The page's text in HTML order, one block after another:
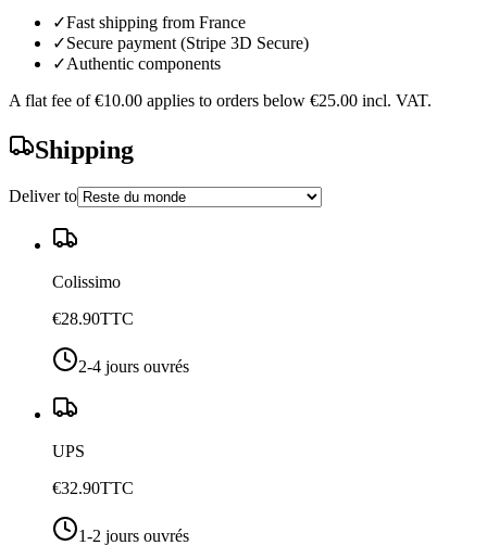
✓Fast shipping from France
✓Secure payment (Stripe 3D Secure)
✓Authentic components
A flat fee of €10.00 applies to orders below €25.00 incl. VAT.
Shipping
Deliver to
Colissimo
€28.90TTC
2-4 jours ouvrés
UPS
€32.90TTC
1-2 jours ouvrés